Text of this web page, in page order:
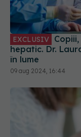
EXCLUSIV
hepatic. Dr.
în lume
09 aug 2024, 16:44